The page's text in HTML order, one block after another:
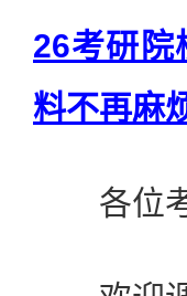
26考研院
料不再麻
各位考